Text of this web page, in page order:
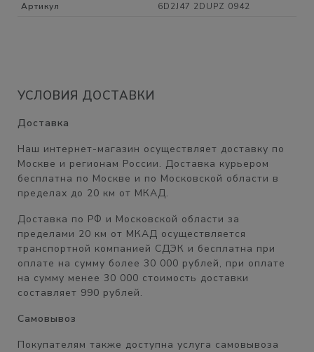
Артикул
6D2J47 2DUPZ 0942
УСЛОВИЯ ДОСТАВКИ
Доставка
Наш интернет-магазин осуществляет доставку по
Москве и регионам России. Доставка курьером
бесплатна по Москве и по Московской области в
пределах до 20 км от МКАД.
Доставка по РФ и Московской области за
пределами 20 км от МКАД осуществляется
транспортной компанией СДЭК и бесплатна при
оплате на сумму более 30 000 рублей, при оплате
на сумму менее 30 000 стоимость доставки
составляет 990 рублей.
Самовывоз
Покупателям также доступна услуга самовывоза